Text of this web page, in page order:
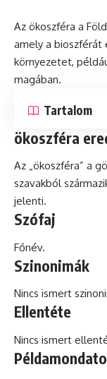
Az ökoszféra a
amely a bioszférát
környezetet,
magában.
Tartalom
ökoszféra
Az „ökoszféra” a
szavakból
jelenti.
Szófaj
Főnév.
Szinonimák
Nincs ismert
Ellentéte
Nincs ismert